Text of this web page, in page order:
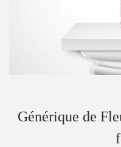
Générique de